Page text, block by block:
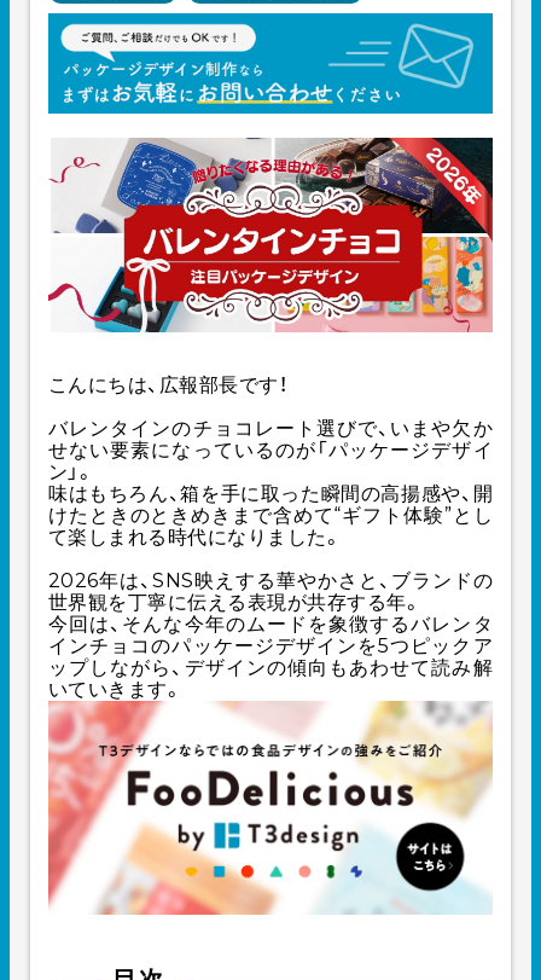
こんにちは、広報部長です！
バレンタインのチョコレート選びで、いまや欠か
せない要素になっているのが「パッケージデザイ
ン」。
味はもちろん、箱を手に取った瞬間の高揚感や、開
けたときのときめきまで含めて“ギフト体験”とし
て楽しまれる時代になりました。
2026年は、SNS映えする華やかさと、ブランドの
世界観を丁寧に伝える表現が共存する年。
今回は、そんな今年のムードを象徴するバレンタ
インチョコのパッケージデザインを5つピックア
ップしながら、デザインの傾向もあわせて読み解
いていきます。